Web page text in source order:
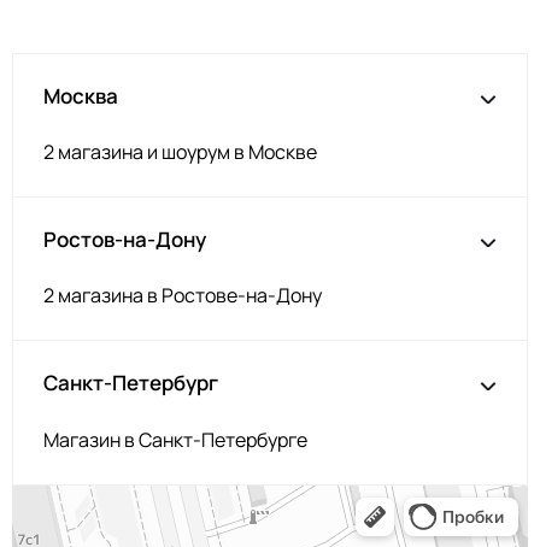
Серо-коричневый
Орех
Серобеж
НЩ225
Фуксия
Олива
НЩ231
Капучино
НЩ043
Сероголубой
Москва
2 магазина и шоурум в Москве
Ростов-на-Дону
2 магазина в Ростове-на-Дону
Санкт-Петербург
Магазин в Санкт-Петербурге